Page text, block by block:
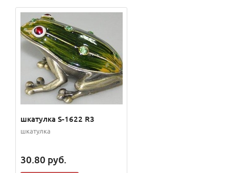
шкатулка S-1622 R3
шкатулка
30.80 руб.